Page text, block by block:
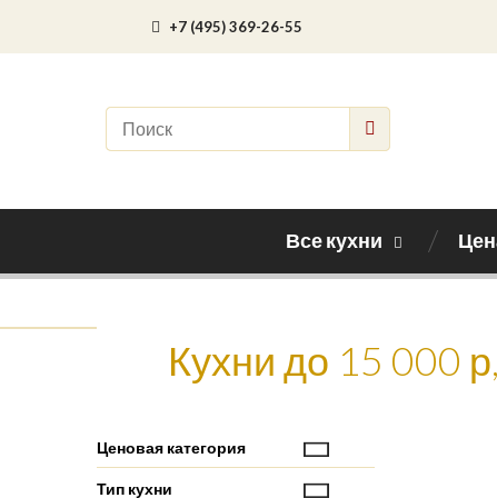
+7 (495) 369-26-55
Все кухни
Кухни до 15 000
Ценовая категория
Тип кухни